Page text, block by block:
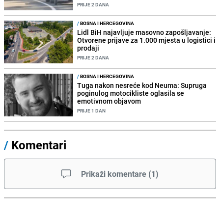
PRIJE 2 DANA
/BOSNA I HERCEGOVINA
Lidl BiH najavljuje masovno zapošljavanje:
Otvorene prijave za 1.000 mjesta u logistici i
prodaji
PRIJE 2 DANA
/BOSNA I HERCEGOVINA
Tuga nakon nesreće kod Neuma: Supruga
poginulog motocikliste oglasila se
emotivnom objavom
PRIJE 1 DAN
/ Komentari
Prikaži komentare (1)